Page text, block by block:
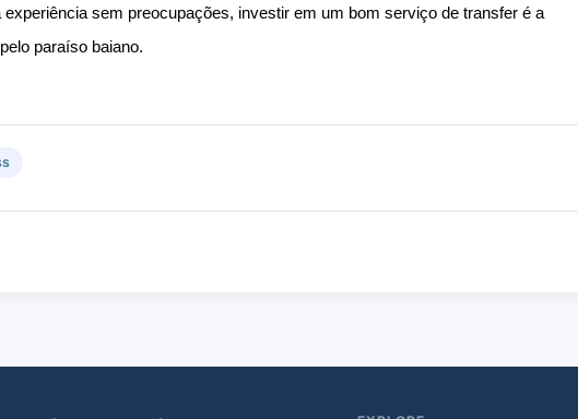
sem preocupações, investir em um bom serviço de transfer é a
paraíso baiano.